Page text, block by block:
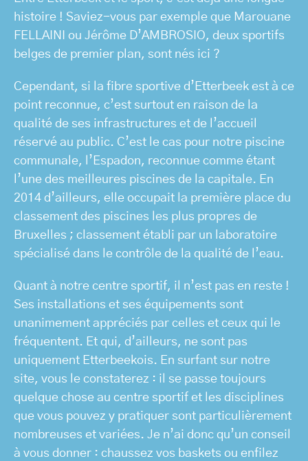
histoire ! Saviez-vous par exemple que Marouane
FELLAINI ou Jérôme D’AMBROSIO, deux sportifs
belges de premier plan, sont nés ici ?
Cependant, si la fibre sportive d’Etterbeek est à ce
point reconnue, c’est surtout en raison de la
qualité de ses infrastructures et de l’accueil
réservé au public. C’est le cas pour notre piscine
communale, l’Espadon, reconnue comme étant
l’une des meilleures piscines de la capitale. En
2014 d’ailleurs, elle occupait la première place du
classement des piscines les plus propres de
Bruxelles ; classement établi par un laboratoire
spécialisé dans le contrôle de la qualité de l’eau.
Quant à notre centre sportif, il n’est pas en reste !
Ses installations et ses équipements sont
unanimement appréciés par celles et ceux qui le
fréquentent. Et qui, d’ailleurs, ne sont pas
uniquement Etterbeekois. En surfant sur notre
site, vous le constaterez : il se passe toujours
quelque chose au centre sportif et les disciplines
que vous pouvez y pratiquer sont particulièrement
nombreuses et variées. Je n’ai donc qu’un conseil
à vous donner : chaussez vos baskets ou enfilez